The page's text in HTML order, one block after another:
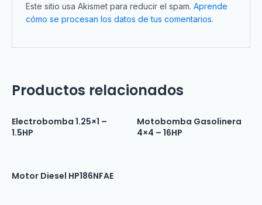
Este sitio usa Akismet para reducir el spam.Aprende
cómo se procesan los datos de tus comentarios.
Productos relacionados
Electrobomba 1.25×1 –
1.5HP
Motobomba Gasolinera
4×4 – 16HP
Motor Diesel HP186NFAE